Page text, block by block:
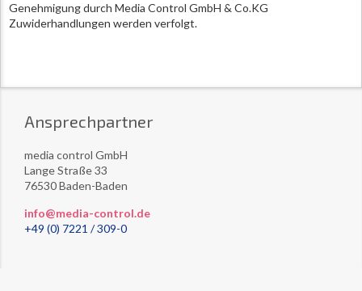
Genehmigung durch Media Control GmbH & Co.KG
Zuwiderhandlungen werden verfolgt.
Ansprechpartner
media control GmbH
Lange Straße 33
76530 Baden-Baden
info@media-control.de
+49 (0) 7221 / 309-0